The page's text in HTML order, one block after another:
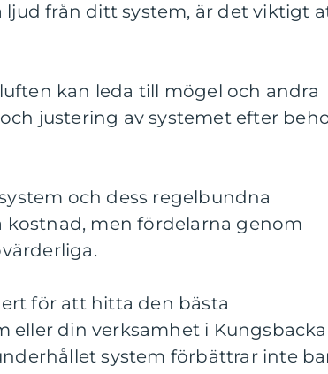
från ditt system, är det viktigt
kan leda till mögel och andra
justering av systemet efter
och dess regelbundna
kostnad, men fördelarna genom
för att hitta den bästa
din verksamhet i
system förbättrar inte